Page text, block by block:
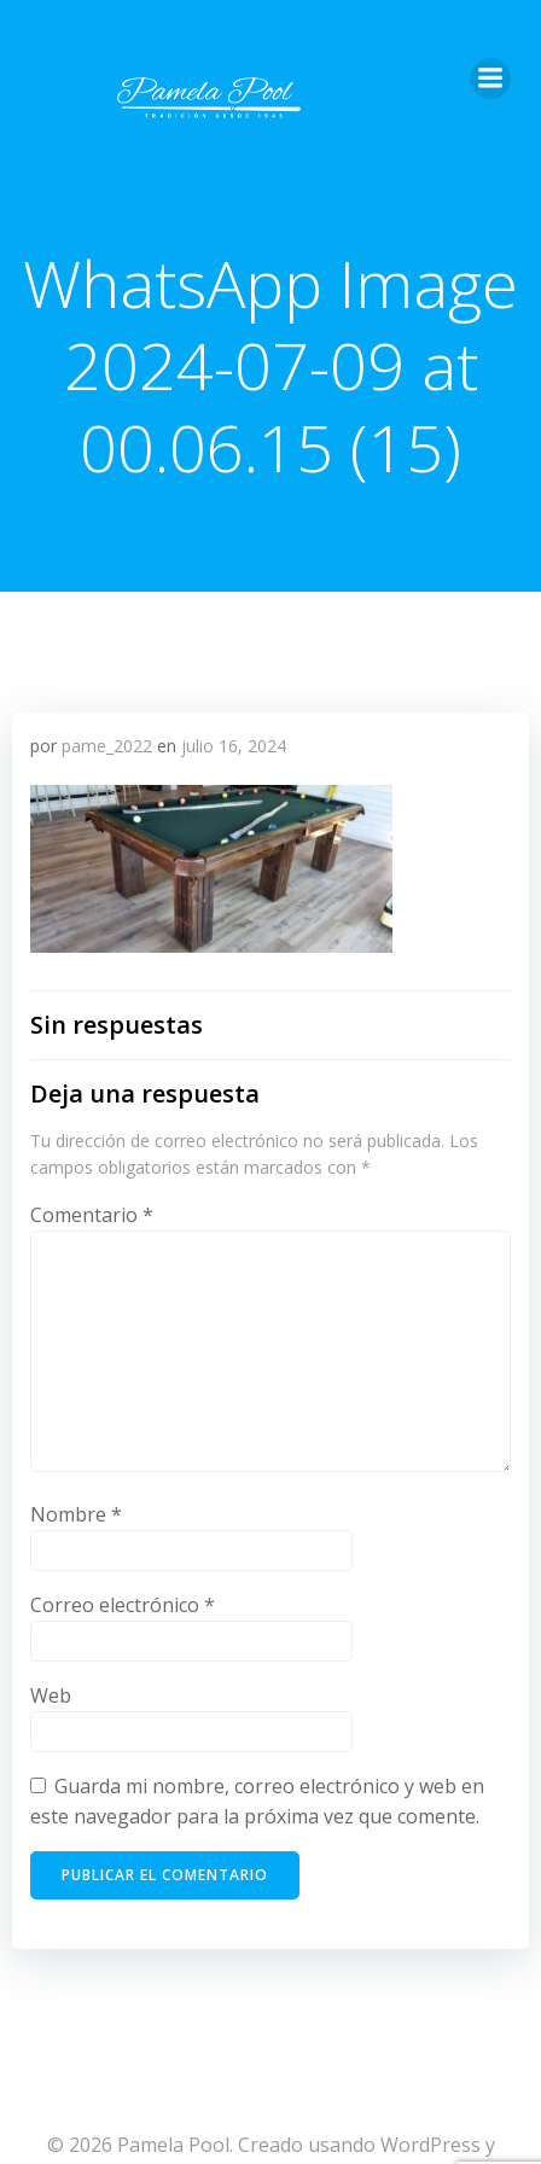
WhatsApp Image
2024-07-09 at
00.06.15 (15)
por pame_2022 en julio 16, 2024
Sin respuestas
Deja una respuesta
Tu dirección de correo electrónico no será publicada. Los
campos obligatorios están marcados con *
Comentario *
Nombre *
Correo electrónico *
Web
Guarda mi nombre, correo electrónico y web en
este navegador para la próxima vez que comente.
© 2026 Pamela Pool. Creado usando WordPress y